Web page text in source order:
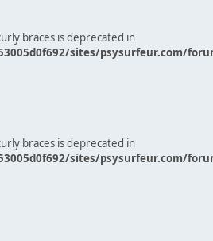
braces is deprecated in
sites/psysurfeur.com/
braces is deprecated in
sites/psysurfeur.com/